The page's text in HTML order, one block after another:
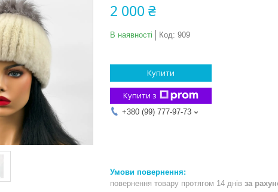
2 000 ₴
В наявності Код: 909
Купити
Купити з
+380 (99) 777-97-73
повернення товару протягом 14 днів за